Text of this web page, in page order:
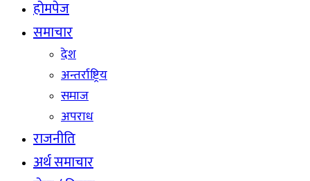
होमपेज
समाचार
देश
अन्तर्राष्ट्रिय
समाज
अपराध
राजनीति
अर्थ समाचार